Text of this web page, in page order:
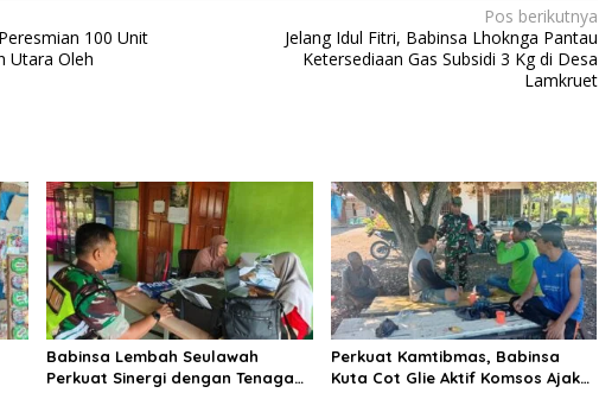
100 Unit
Utara Oleh
Pos berikutnya
Jelang Idul Fitri, Babinsa Lhoknga Pantau
Ketersediaan Gas Subsidi 3 Kg di Desa
Lamkruet
Babinsa Lembah Seulawah
Perkuat Sinergi dengan Tenaga
Perkuat Kamtibmas, Babinsa
Kuta Cot Glie Aktif Komsos Ajak